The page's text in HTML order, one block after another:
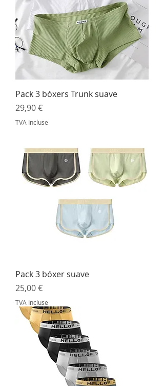
Pack 3 bóxers Trunk suave
Prix
29,90 €
TVA Incluse
Pack 3 bóxer suave
Prix
25,00 €
TVA Incluse